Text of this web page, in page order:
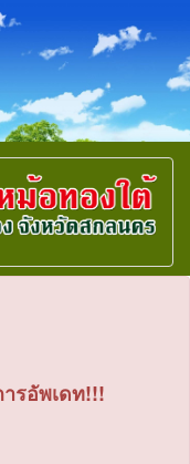
รอัพเดท!!!